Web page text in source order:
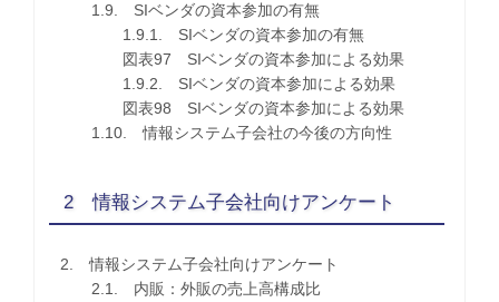
1.9. SIベンダの資本参加の有無
1.9.1. SIベンダの資本参加の有無
図表97 SIベンダの資本参加による効果
1.9.2. SIベンダの資本参加による効果
図表98 SIベンダの資本参加による効果
1.10. 情報システム子会社の今後の方向性
2 情報システム子会社向けアンケート
2. 情報システム子会社向けアンケート
2.1. 内販：外販の売上高構成比